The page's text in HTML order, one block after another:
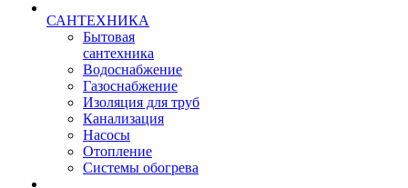
САНТЕХНИКА
Бытовая
сантехника
Водоснабжение
Газоснабжение
Изоляция для труб
Канализация
Насосы
Отопление
Системы обогрева